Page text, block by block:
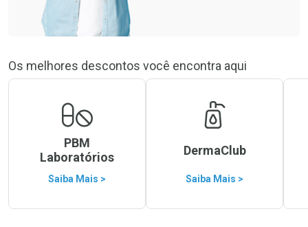
Os melhores descontos você encontra aqui
PBM
Laboratórios
Saiba Mais >
DermaClub
Saiba Mais >